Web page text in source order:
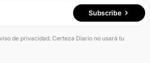
Subscribe
de privacidad. Certeza Diario no usará tu